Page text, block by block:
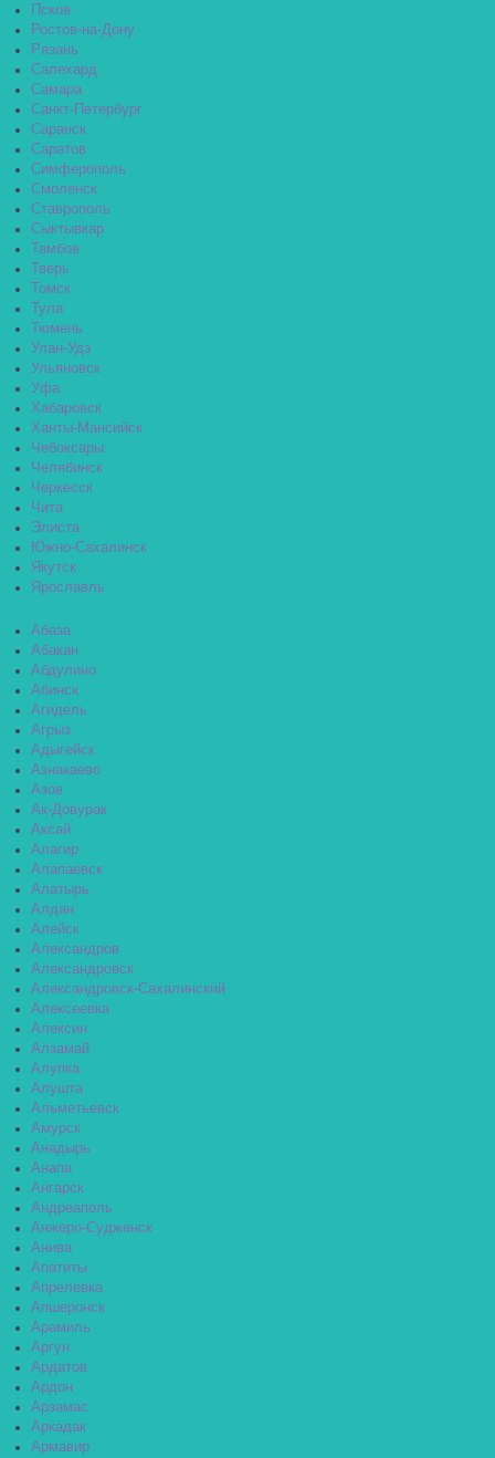
Псков
Ростов-на-Дону
Рязань
Салехард
Самара
Санкт-Петербург
Саранск
Саратов
Симферополь
Смоленск
Ставрополь
Сыктывкар
Тамбов
Тверь
Томск
Тула
Тюмень
Улан-Удэ
Ульяновск
Уфа
Хабаровск
Ханты-Мансийск
Чебоксары
Челябинск
Черкесск
Чита
Элиста
Южно-Сахалинск
Якутск
Ярославль
Абаза
Абакан
Абдулино
Абинск
Агидель
Агрыз
Адыгейск
Азнакаево
Азов
Ак-Довурак
Аксай
Алагир
Алапаевск
Алатырь
Алдан
Алейск
Александров
Александровск
Александровск-Сахалинский
Алексеевка
Алексин
Алзамай
Алупка
Алушта
Альметьевск
Амурск
Анадырь
Анапа
Ангарск
Андреаполь
Анжеро-Судженск
Анива
Апатиты
Апрелевка
Апшеронск
Арамиль
Аргун
Ардатов
Ардон
Арзамас
Аркадак
Армавир